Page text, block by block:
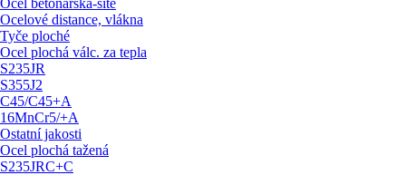
Ocel betonářská-sítě
Ocelové distance, vlákna
Tyče ploché
Ocel plochá válc. za tepla
S235JR
S355J2
C45/C45+A
16MnCr5/+A
Ostatní jakosti
Ocel plochá tažená
S235JRC+C